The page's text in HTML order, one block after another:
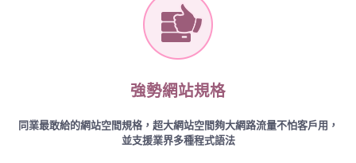
強勢網站規格
同業最敢給的網站空間規格，超大網站空間夠大網路流量不怕客戶用，
並支援業界多種程式語法